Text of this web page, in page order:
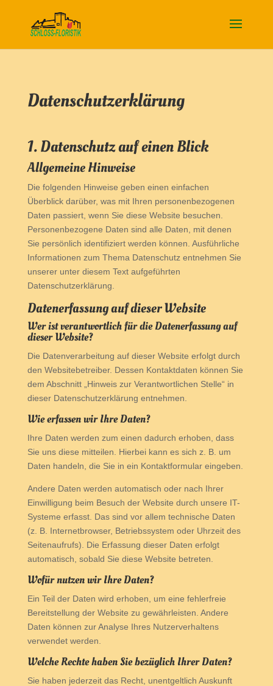
Datenschutz­erklärung
1. Datenschutz auf einen Blick
Allgemeine Hinweise
Die folgenden Hinweise geben einen einfachen
Überblick darüber, was mit Ihren personenbezogenen
Daten passiert, wenn Sie diese Website besuchen.
Personenbezogene Daten sind alle Daten, mit denen
Sie persönlich identifiziert werden können. Ausführliche
Informationen zum Thema Datenschutz entnehmen Sie
unserer unter diesem Text aufgeführten
Datenschutzerklärung.
Datenerfassung auf dieser Website
Wer ist verantwortlich für die Datenerfassung auf
dieser Website?
Die Datenverarbeitung auf dieser Website erfolgt durch
den Websitebetreiber. Dessen Kontaktdaten können Sie
dem Abschnitt „Hinweis zur Verantwortlichen Stelle“ in
dieser Datenschutzerklärung entnehmen.
Wie erfassen wir Ihre Daten?
Ihre Daten werden zum einen dadurch erhoben, dass
Sie uns diese mitteilen. Hierbei kann es sich z. B. um
Daten handeln, die Sie in ein Kontaktformular eingeben.
Andere Daten werden automatisch oder nach Ihrer
Einwilligung beim Besuch der Website durch unsere IT-
Systeme erfasst. Das sind vor allem technische Daten
(z. B. Internetbrowser, Betriebssystem oder Uhrzeit des
Seitenaufrufs). Die Erfassung dieser Daten erfolgt
automatisch, sobald Sie diese Website betreten.
Wofür nutzen wir Ihre Daten?
Ein Teil der Daten wird erhoben, um eine fehlerfreie
Bereitstellung der Website zu gewährleisten. Andere
Daten können zur Analyse Ihres Nutzerverhaltens
verwendet werden.
Welche Rechte haben Sie bezüglich Ihrer Daten?
Sie haben jederzeit das Recht, unentgeltlich Auskunft